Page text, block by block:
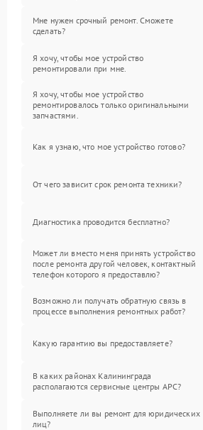
Мне нужен срочный ремонт. Сможете
сделать?
Я хочу, чтобы мое устройство
ремонтировали при мне.
Я хочу, чтобы мое устройство
ремонтировалось только оригинальными
запчастями.
Как я узнаю, что мое устройство готово?
От чего зависит срок ремонта техники?
Диагностика проводится бесплатно?
Может ли вместо меня принять устройство
после ремонта другой человек, контактный
телефон которого я предоставлю?
Возможно ли получать обратную связь в
процессе выполнения ремонтных работ?
Какую гарантию вы предоставляете?
В каких районах Калининграда
располагаются сервисные центры APC?
Выполняете ли вы ремонт для юридических
лиц?